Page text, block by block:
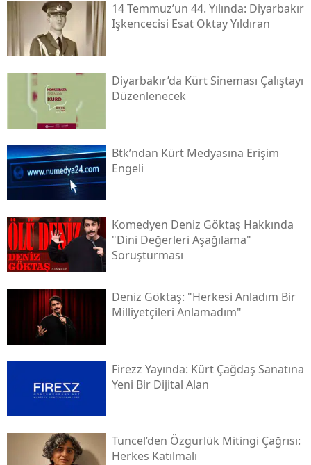
14 Temmuz’un 44. Yılında: Diyarbakır
Işkencecisi Esat Oktay Yıldıran
Diyarbakır’da Kürt Sineması Çalıştayı
Düzenlenecek
Btk’ndan Kürt Medyasına Erişim
Engeli
Komedyen Deniz Göktaş Hakkında
"dini Değerleri Aşağılama"
Soruşturması
Deniz Göktaş: "herkesi Anladım Bir
Milliyetçileri Anlamadım"
Firezz Yayında: Kürt Çağdaş Sanatına
Yeni Bir Dijital Alan
Tuncel’den Özgürlük Mitingi Çağrısı:
Herkes Katılmalı